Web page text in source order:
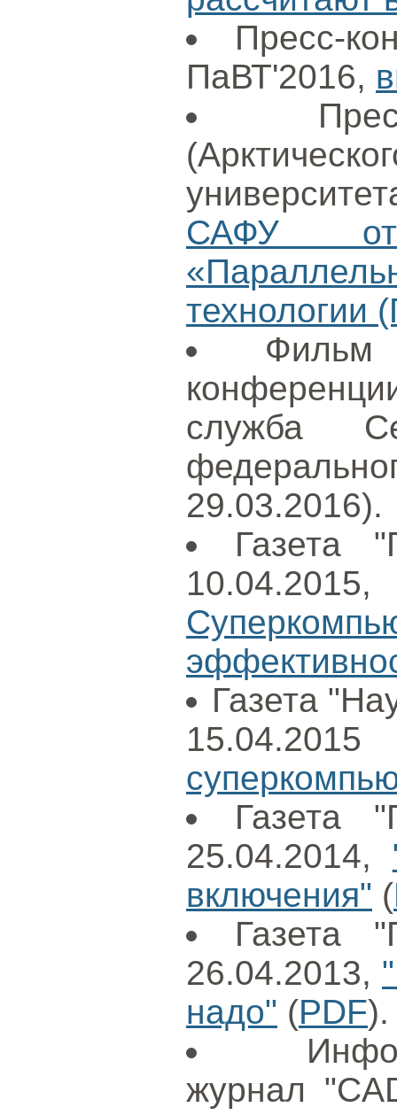
Пресс-
ПаВТ'2016,
САФУ
технологии
служба
29.03.2016).
Газета
Газета
Газета
25.04.2014,
включения" (
Газета
26.04.2013,
надо" (PDF).
журнал